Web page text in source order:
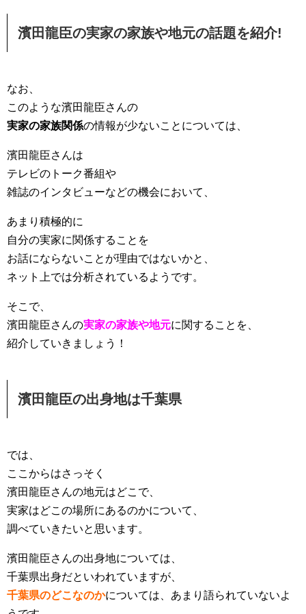
濱田龍臣の実家の家族や地元の話題を紹介!
なお、
このような濱田龍臣さんの
実家の家族関係の情報が少ないことについては、
濱田龍臣さんは
テレビのトーク番組や
雑誌のインタビューなどの機会において、
あまり積極的に
自分の実家に関係することを
お話にならないことが理由ではないかと、
ネット上では分析されているようです。
そこで、
濱田龍臣さんの実家の家族や地元に関することを、
紹介していきましょう！
濱田龍臣の出身地は千葉県
では、
ここからはさっそく
濱田龍臣さんの地元はどこで、
実家はどこの場所にあるのかについて、
調べていきたいと思います。
濱田龍臣さんの出身地については、
千葉県出身だといわれていますが、
千葉県のどこなのかについては、あまり語られていないよ